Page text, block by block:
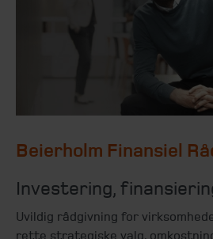
Beierholm Finansiel
Investering,
Uvildig rådgivning for
rette strategiske valg,